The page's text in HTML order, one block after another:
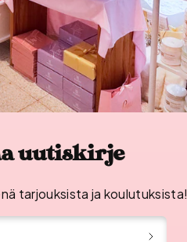
uutiskirje
tarjouksista ja koulutuksista!